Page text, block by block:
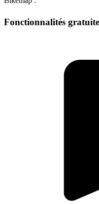
Fonctionnalités